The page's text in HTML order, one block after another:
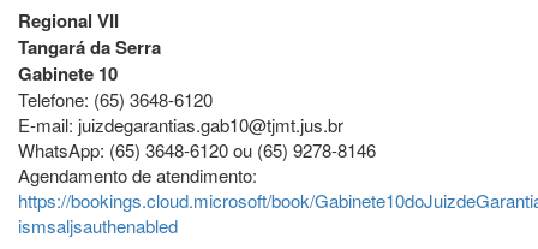
Regional VII
Tangará da Serra
Gabinete 10
Telefone: (65) 3648-6120
E-mail: juizdegarantias.gab10@tjmt.jus.br
WhatsApp: (65) 3648-6120 ou (65) 9278-8146
Agendamento de atendimento:
https://bookings.cloud.microsoft/book/
ismsaljsauthenabled